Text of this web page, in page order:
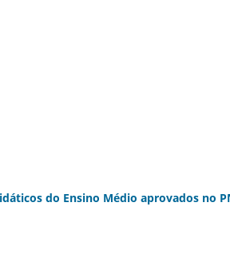
do Ensino Médio aprovados no